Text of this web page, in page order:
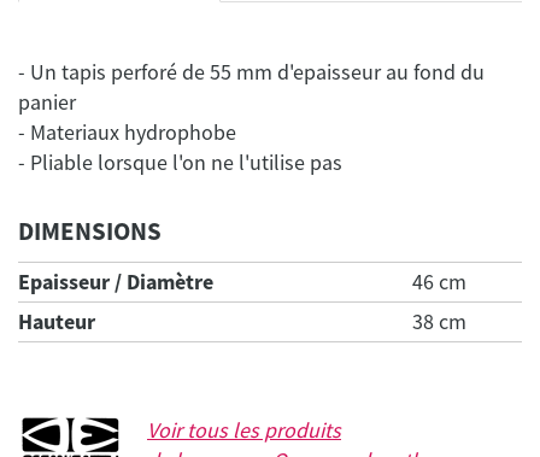
- Un tapis perforé de 55 mm d'epaisseur au fond du
panier
- Materiaux hydrophobe
- Pliable lorsque l'on ne l'utilise pas
DIMENSIONS
Epaisseur / Diamètre
46 cm
Hauteur
38 cm
Voir tous les produits